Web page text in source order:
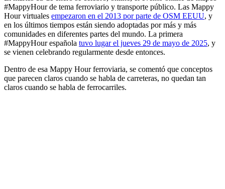
#MappyHour de tema ferroviario y transporte público. Las Mappy
Hour virtuales empezaron en el 2013 por parte de OSM EEUU, y
en los últimos tiempos están siendo adoptadas por más y más
comunidades en diferentes partes del mundo. La primera
#MappyHour española tuvo lugar el jueves 29 de mayo de 2025, y
se vienen celebrando regularmente desde entonces.
Dentro de esa Mappy Hour ferroviaria, se comentó que conceptos
que parecen claros cuando se habla de carreteras, no quedan tan
claros cuando se habla de ferrocarriles.